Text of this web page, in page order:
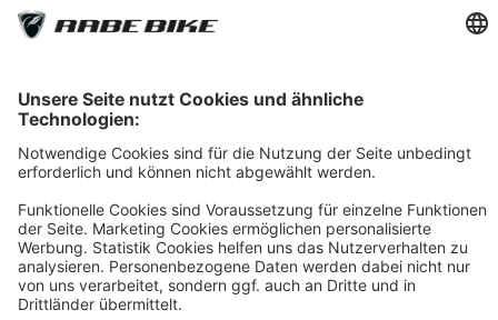
** Hierbei handelt es sich um die unverbindliche Preisempfehlung
des Herstellers
Länder und Informationen zur Berechnung des Liefertermins siehe
Versandkostentabelle
[1] Vermittlung erfolgt ausschließlich für unseren
Finanzierungspartner: TARGOBANK AG, Kasernenstr. 10, 40213
[2] Die dargestellten Leasingraten werden durch einen integrierten
Rechner der Smartfit GmbH auf Basis Ihrer Eingaben kalkuliert und
dienen ausschließlich der unverbindlichen Orientierung. Es handelt
sich nicht um ein verbindliches Angebot im rechtlichen Sinne. Die
tatsächliche Leasingrate kann insbesondere aufgrund von